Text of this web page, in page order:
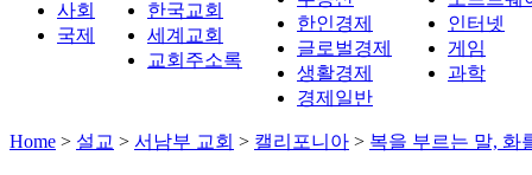
사회
국제
한국교회
세계교회
교회주소록
한인경제
글로벌경제
생활경제
경제일반
인터넷
게임
과학
Home > 설교 > 서남부 교회 > 캘리포니아 > 복을 부르는 말,